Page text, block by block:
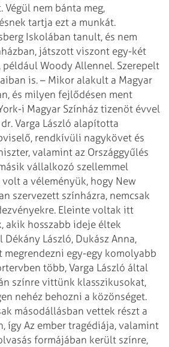
nem bánta meg,
tartja ezt a munkát.
Iskolában tanult, és nem
játszott viszont egy-két
például Woody Allennel. Szerepelt
is. – Mikor alakult a Magyar
és milyen fejlődésen ment
i Magyar Színház tizenöt évvel
Varga László alapította
rendkívüli nagykövet és
valamint az Országgyűlés
vállalkozó szellemmel
a véleményük, hogy New
szervezett színházra, nemcsak
Eleinte voltak itt
akik hosszabb ideje éltek
László, Dukász Anna,
megrendezni egy-egy komolyabb
több, Varga László által
színre vittünk klasszikusokat,
nehéz behozni a közönséget.
másodállásban vettek részt a
így Az ember tragédiája, valamint
formájában került színre,